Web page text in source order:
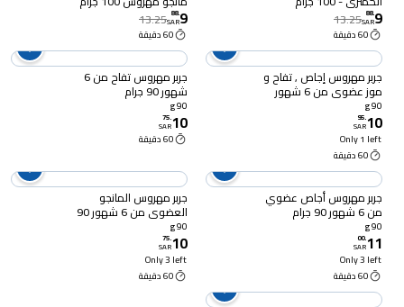
9
.
88
SAR
13.25
60 دقيقة
9
.
88
SAR
13.25
60 دقيقة
جربر مهروس إجاص , تفاح و
موز عضوي من 6 شهور
90 جرام
90 g
10
.
95
SAR
Only 1 left
60 دقيقة
جربر مهروس تفاح من 6
شهور 90 جرام
90 g
10
.
75
SAR
60 دقيقة
جربر مهروس أجاص عضوي
من 6 شهور 90 جرام
90 g
11
.
00
SAR
Only 3 left
60 دقيقة
جربر مهروس المانجو
العضوي من 6 شهور 90
جرام
90 g
10
.
75
SAR
Only 3 left
60 دقيقة